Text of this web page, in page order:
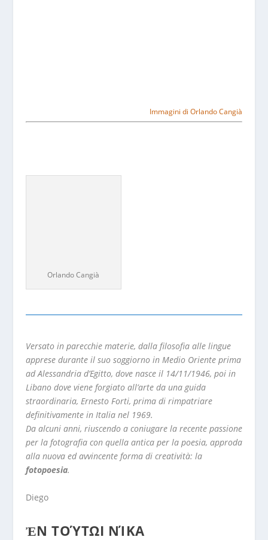
Immagini di Orlando Cangià
Orlando Cangià
Versato in parecchie materie, dalla filosofia alle lingue
apprese durante il suo soggiorno in Medio Oriente prima
ad Alessandria d’Egitto, dove nasce il 14/11/1946, poi in
Libano dove viene forgiato all’arte da una guida
straordinaria, Ernesto Forti, prima di rimpatriare
definitivamente in Italia nel 1969.
Da alcuni anni, riuscendo a coniugare la recente passione
per la fotografia con quella antica per la poesia, approda
alla nuova ed avvincente forma di creatività: la
fotopoesia.
Diego
ἘΝ ΤΟΎΤΩΙ ΝΊΚΑ